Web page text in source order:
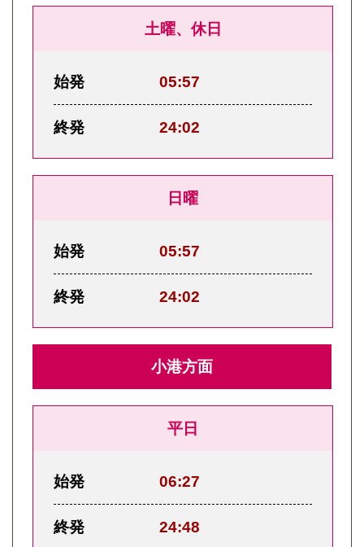
土曜、休日
始発 05:57
終発 24:02
日曜
始発 05:57
終発 24:02
小港方面
平日
始発 06:27
終発 24:48